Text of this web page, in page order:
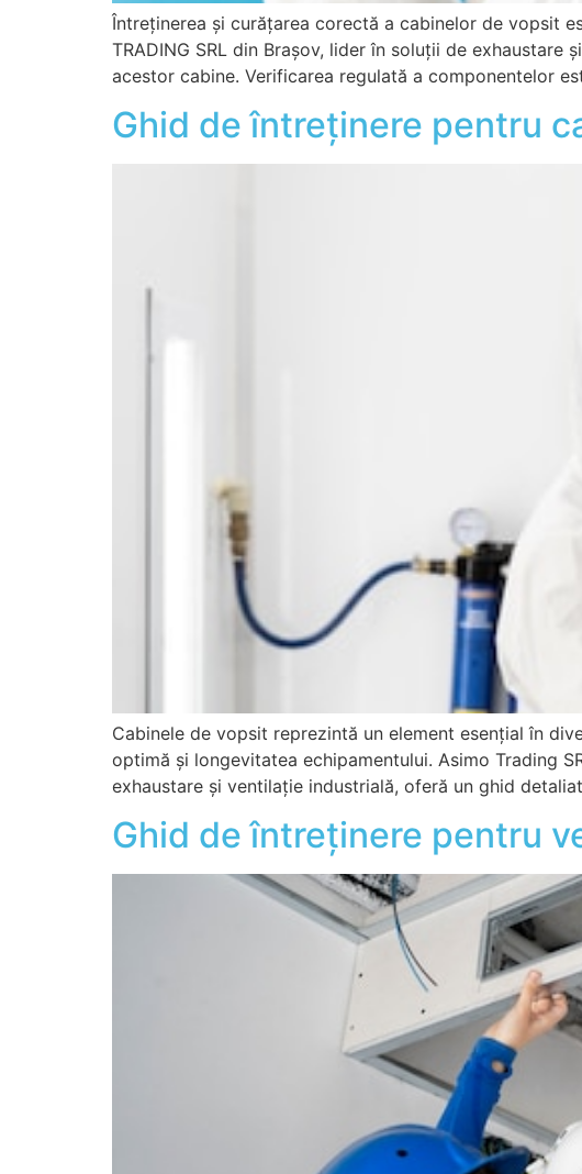
Întreținerea și curățarea corectă a cabinelor de vopsit
TRADING SRL din Brașov, lider în soluții de
acestor cabine. Verificarea regulată a componentelor
Ghid de întreținere pentru
Cabinele de vopsit reprezintă un element esențial în
optimă și longevitatea echipamentului. Asimo Trading
exhaustare și ventilație industrială, oferă un ghid
Ghid de întreținere pentru